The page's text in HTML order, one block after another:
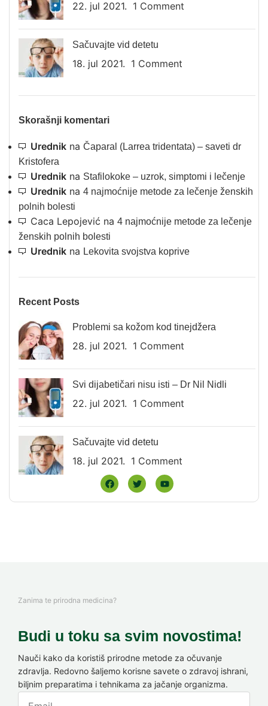
22. jul 2021. 1 Comment
Sačuvajte vid detetu
18. jul 2021. 1 Comment
Skorašnji komentari
Urednik na Čaparal (Larrea tridentata) – saveti dr
Kristofera
Urednik na Stafilokoke – uzrok, simptomi i lečenje
Urednik na 4 najmoćnije metode za lečenje ženskih
polnih bolesti
Caca Lepojević na 4 najmoćnije metode za lečenje
ženskih polnih bolesti
Urednik na Lekovita svojstva koprive
Recent Posts
Problemi sa kožom kod tinejdžera
28. jul 2021. 1 Comment
Svi dijabetičari nisu isti – Dr Nil Nidli
22. jul 2021. 1 Comment
Sačuvajte vid detetu
18. jul 2021. 1 Comment
Zanima te prirodna medicina?
Budi u toku sa svim novostima!
Nauči kako da koristiš prirodne metode za očuvanje
zdravlja. Redovno šaljemo korisne savete o zdravoj ishrani,
biljnim preparatima i tehnikama za jačanje organizma.